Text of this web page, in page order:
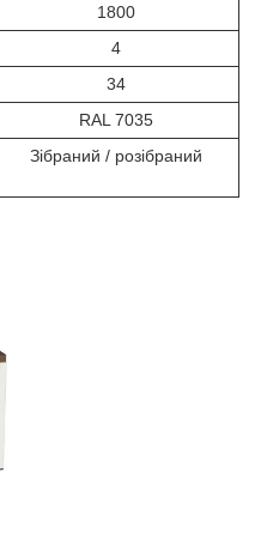
1800
4
34
RAL 7035
Зібраний / розібраний